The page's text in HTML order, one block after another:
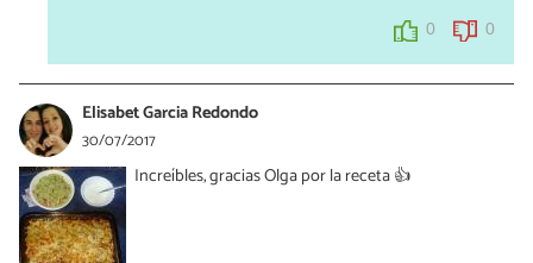
0 0
Elisabet Garcia Redondo
30/07/2017
Increíbles, gracias Olga por la receta 👍